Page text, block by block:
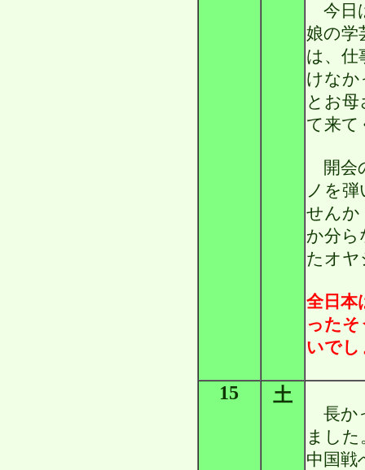
今日
娘の学
は、仕
けなか
とお
て来て
開会
ノを
せんか
か分ら
たオヤ
全日本
ったそ
いでし
15 土
長か
まし
中国戦